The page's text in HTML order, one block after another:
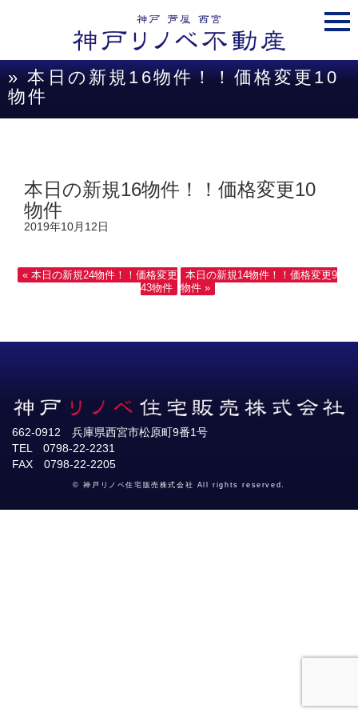
» 本日の新規16物件！！価格変更10
物件
本日の新規16物件！！価格変更10
物件
2019年10月12日
« 本日の新規24物件！！価格変更
43物件
本日の新規14物件！！価格変更9
物件 »
662-0912 兵庫県西宮市松原町9番1号
TEL 0798-22-2231
FAX 0798-22-2205
© 神戸リノベ住宅販売株式会社 All rights reserved.